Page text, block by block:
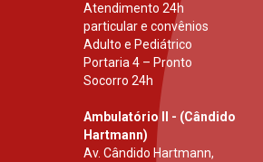
Atendimento 24h
particular e convênios
Adulto e Pediátrico
Portaria 4 – Pronto
Socorro 24h
Ambulatório II - (Cândido
Hartmann)
Av. Cândido Hartmann,